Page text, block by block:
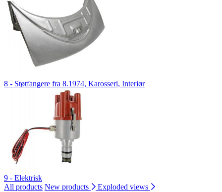
8 - Støtfangere fra 8.1974, Karosseri, Interiør
9 - Elektrisk
All products New products
Exploded views